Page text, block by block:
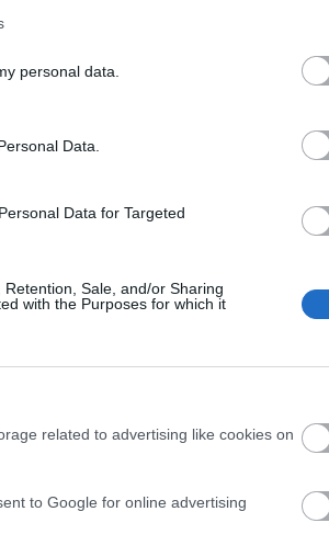
personal data.
Data.
Data for Targeted
Sale, and/or Sharing
with the Purposes for which it
related to advertising like cookies on
to Google for online advertising
Mihály és Szilágyi László
a háború végén is
szerzőpáros
tehetségével,
Petőfi Színház.
azAnna Grand Hotel
a
Veszprémi Petőfi
engedélyével kerül